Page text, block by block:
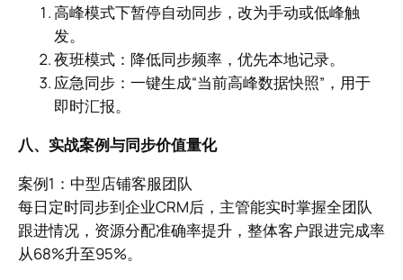
高峰模式下暂停自动同步，改为手动或低峰触
发。
夜班模式：降低同步频率，优先本地记录。
应急同步：一键生成“当前高峰数据快照”，用于
即时汇报。
八、实战案例与同步价值量化
案例1：中型店铺客服团队
每日定时同步到企业CRM后，主管能实时掌握全团队
跟进情况，资源分配准确率提升，整体客户跟进完成率
从68%升至95%。